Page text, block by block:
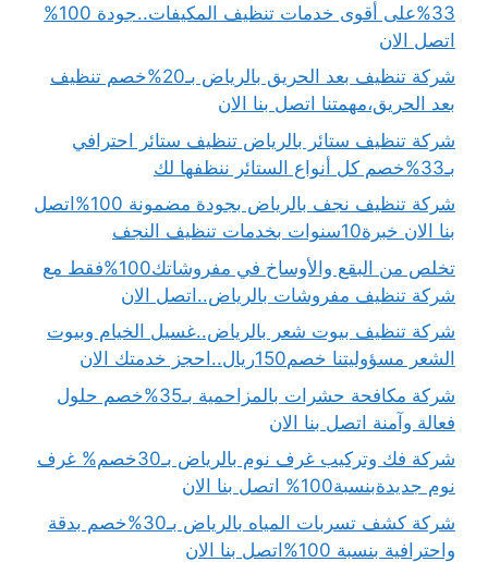
33%على أقوى خدمات تنظيف المكيفات..جودة 100%
اتصل الان
شركة تنظيف بعد الحريق بالرياض بـ20%خصم تنظيف
بعد الحريق،مهمتنا اتصل بنا الان
شركة تنظيف ستائر بالرياض تنظيف ستائر احترافي
بـ33%خصم كل أنواع الستائر ننظفها لك
شركة تنظيف نجف بالرياض بجودة مضمونة 100%اتصل
بنا الان خبرة10سنوات بخدمات تنظيف النجف
تخلص من البقع والأوساخ في مفروشاتك100%فقط مع
شركة تنظيف مفروشات بالرياض..اتصل الان
شركة تنظيف بيوت شعر بالرياض..غسيل الخيام وبيوت
الشعر مسؤوليتنا خصم150ريال..احجز خدمتك الان
شركة مكافحة حشرات بالمزاحمية بـ35%خصم حلول
فعالة وآمنة اتصل بنا الان
شركة فك وتركيب غرف نوم بالرياض بـ30خصم% غرف
نوم جديدةبنسبة100% اتصل بنا الان
شركة كشف تسربات المياه بالرياض بـ30%خصم بدقة
واحترافية بنسبة 100%اتصل بنا الان